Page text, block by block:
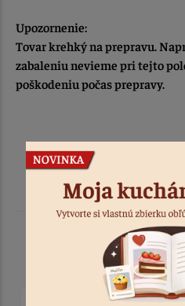
Upozornenie:
Tovar krehký na prepravu.
zabaleniu nevieme pri tejto
poškodeniu počas prepravy.
Podobné